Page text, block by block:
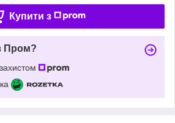
Купити з
Пром?